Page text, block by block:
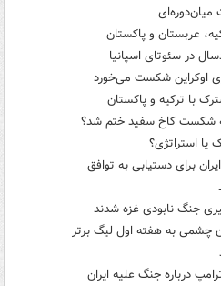
میان‌دوره‌ای
عربستان و پاکستان
اوکراین شکست می‌خورد
با ترکیه و پاکستان
شکست کاخ سفید ختم شد؟
یا استراتژی؟
برای دستیابی به توافق
جنگ نابودی غزه شدند
چشمی به هفته اول لیگ برتر
درباره جنگ علیه ایران